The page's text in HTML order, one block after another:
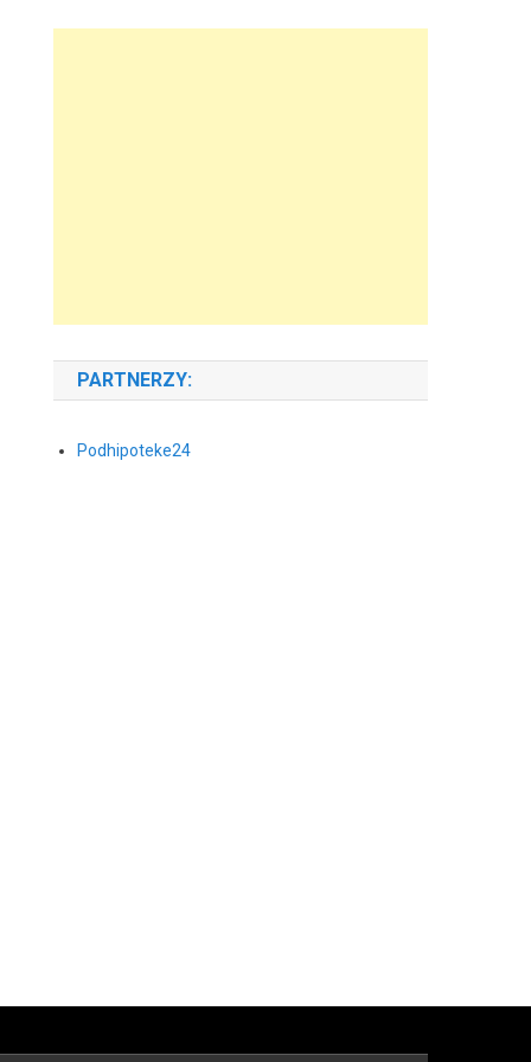
PARTNERZY:
Podhipoteke24